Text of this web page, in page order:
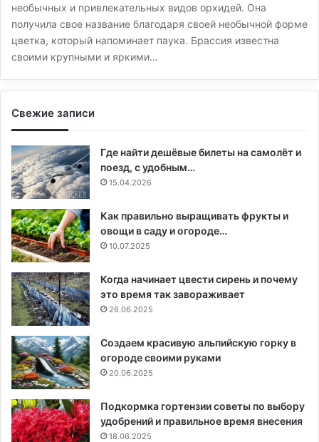
необычных и привлекательных видов орхидей. Она
получила свое название благодаря своей необычной форме
цветка, который напоминает паука. Брассия известна
своими крупными и яркими…
Свежие записи
Где найти дешёвые билеты на самолёт и
поезд, с удобным…
15.04.2026
Как правильно выращивать фрукты и
овощи в саду и огороде…
10.07.2025
Когда начинает цвести сирень и почему
это время так завораживает
26.06.2025
Создаем красивую альпийскую горку в
огороде своими руками
20.06.2025
Подкормка гортензии советы по выбору
удобрений и правильное время внесения
18.06.2025